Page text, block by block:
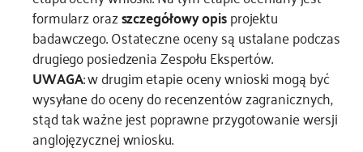
formularz orazszczegółowy opisprojektu
badawczego. Ostateczne oceny są ustalane podczas
drugiego posiedzenia Zespołu Ekspertów.
UWAGA: w drugim etapie oceny wnioski mogą być
wysyłane do oceny do recenzentów zagranicznych,
stąd tak ważne jest poprawne przygotowanie wersji
anglojęzycznej wniosku.